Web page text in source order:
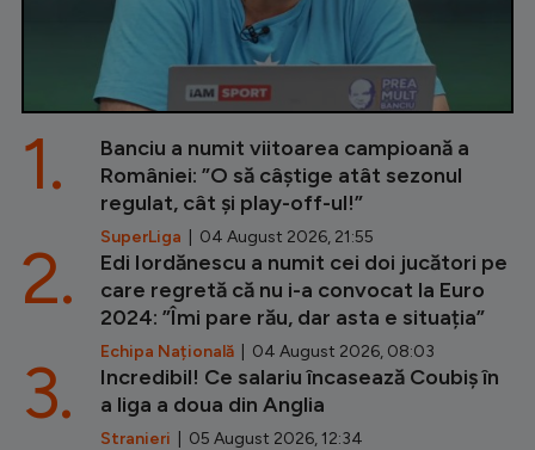
Banciu a numit viitoarea campioană a
României: ”O să câștige atât sezonul
regulat, cât și play-off-ul!”
SuperLiga | 04 August 2026, 21:55
1.
Edi Iordănescu a numit cei doi jucători pe
care regretă că nu i-a convocat la Euro
2024: ”Îmi pare rău, dar asta e situația”
Echipa Națională | 04 August 2026, 08:03
2.
Incredibil! Ce salariu încasează Coubiș în
a liga a doua din Anglia
Stranieri | 05 August 2026, 12:34
3.